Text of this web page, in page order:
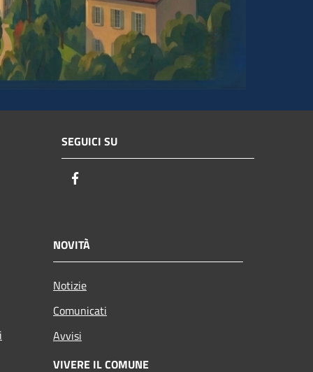
SEGUICI SU
NOVITÀ
Notizie
Comunicati
Avvisi
VIVERE IL COMUNE